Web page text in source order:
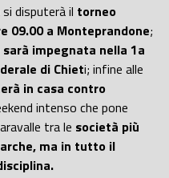
disputerà il torneo
09.00 a Monteprandone;
impegnata nella 1a
di Chieti; infine alle
in casa contro
intenso che pone
tra le società più
ma in tutto il